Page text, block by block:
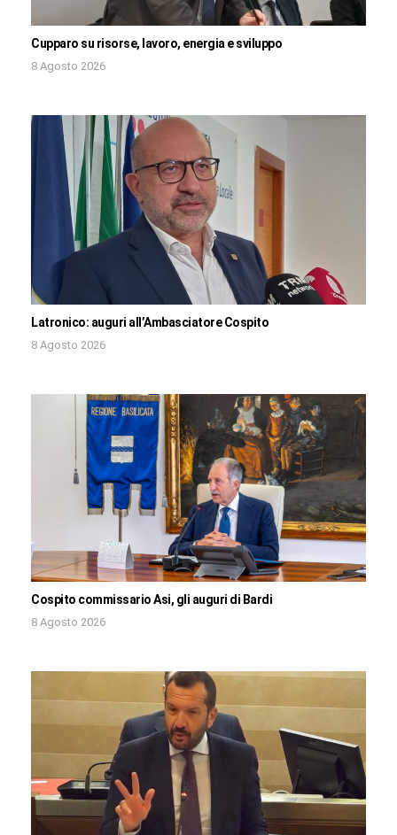
Cupparo su risorse, lavoro, energia e sviluppo
8 Agosto 2026
Latronico: auguri all’Ambasciatore Cospito
8 Agosto 2026
Cospito commissario Asi, gli auguri di Bardi
8 Agosto 2026